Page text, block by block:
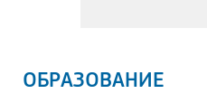
ОБРАЗОВАНИЕ